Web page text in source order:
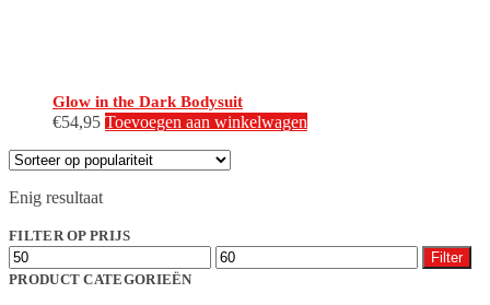
Glow in the Dark Bodysuit
€54,95 Toevoegen aan winkelwagen
Enig resultaat
FILTER OP PRIJS
Min.
prijs
Max.
prijs
Filter
PRODUCT CATEGORIEËN